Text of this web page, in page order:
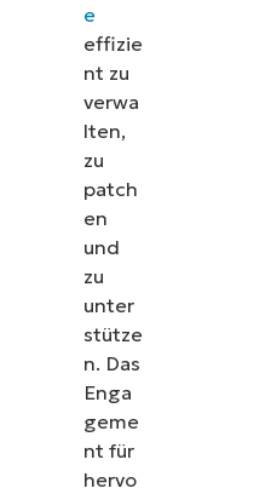
e
effizie
nt zu
verwa
lten,
zu
patch
en
und
zu
unter
stütze
n. Das
Enga
geme
nt für
hervo